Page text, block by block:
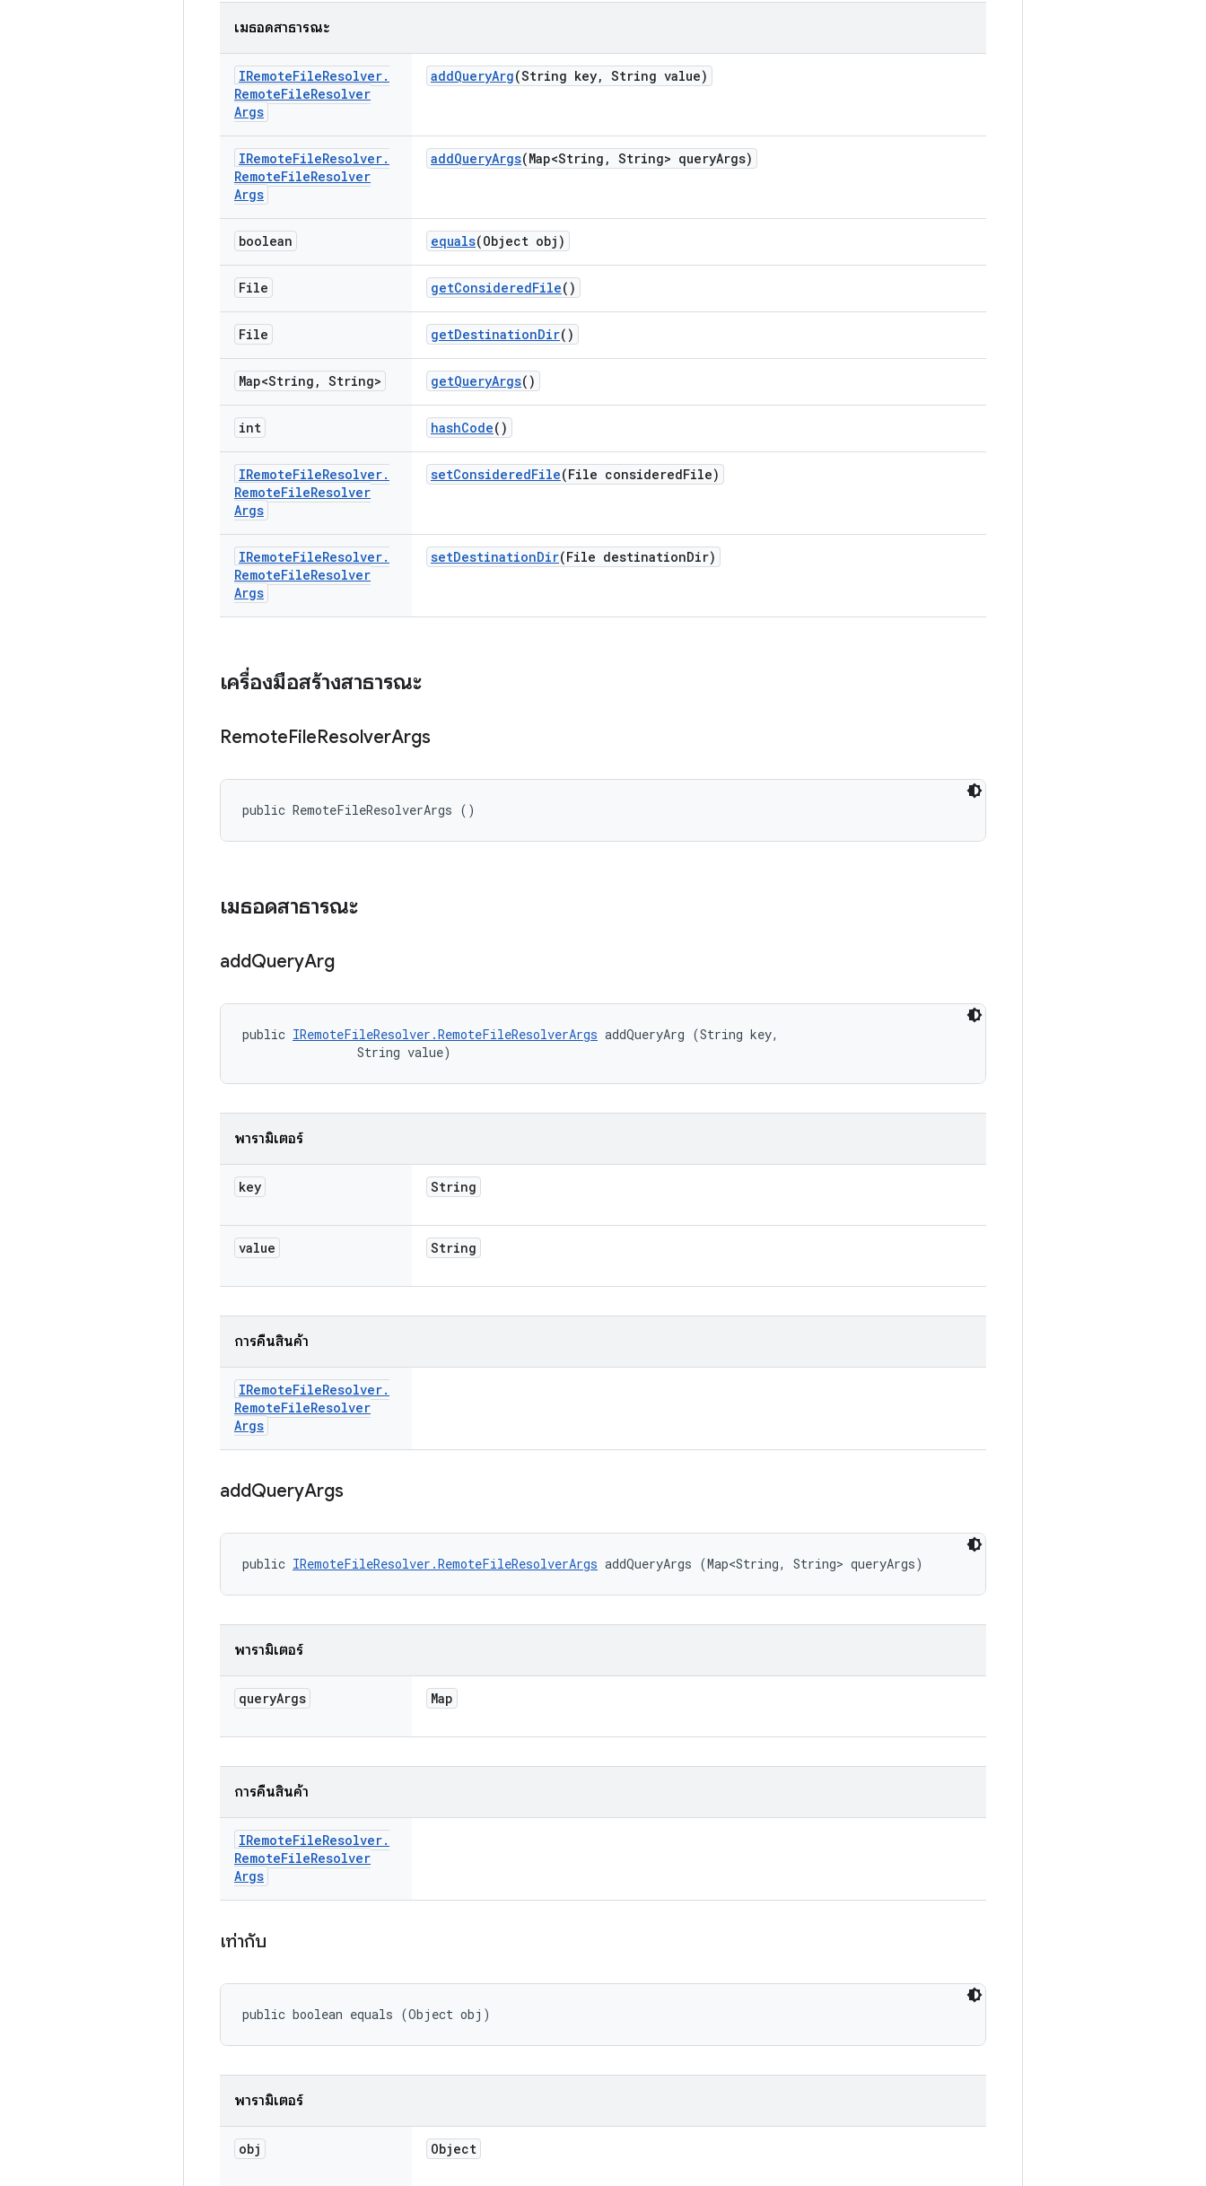
เมธอดสาธารณะ
IRemoteFileResolver.
RemoteFileResolver
Args
addQueryArg(String key, String value)
IRemoteFileResolver.
RemoteFileResolver
Args
addQueryArgs(Map<String , String> queryArgs)
boolean equals(Object obj)
File getConsideredFile()
File getDestinationDir()
Map<String , String> getQueryArgs()
int hashCode()
IRemoteFileResolver.
RemoteFileResolver
Args
setConsideredFile(File consideredFile)
IRemoteFileResolver.
RemoteFileResolver
Args
setDestinationDir(File destinationDir)
เครื่องมือสร้างสาธารณะ
RemoteFileResolverArgs
public RemoteFileResolverArgs ()
เมธอดสาธารณะ
addQueryArg
public IRemoteFileResolver.RemoteFileResolverArgs addQueryArg (String key,
                String value)
พารามิเตอร์
key String
value String
การคืนสินค้า
IRemoteFileResolver.
RemoteFileResolver
Args
addQueryArgs
public IRemoteFileResolver.RemoteFileResolverArgs addQueryArgs (Map<String, String> queryArgs)
พารามิเตอร์
queryArgs Map
การคืนสินค้า
IRemoteFileResolver.
RemoteFileResolver
Args
เท่ากับ
public boolean equals (Object obj)
พารามิเตอร์
obj Object